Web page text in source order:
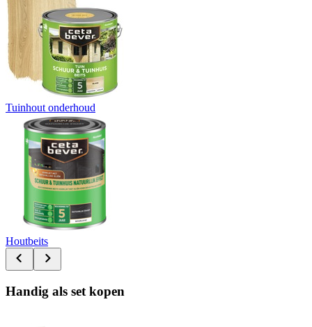
Tuinhout onderhoud
Houtbeits
Handig als set kopen